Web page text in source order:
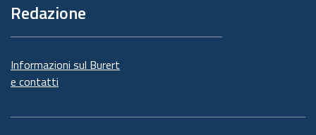
Redazione
Informazioni sul Burert
e contatti